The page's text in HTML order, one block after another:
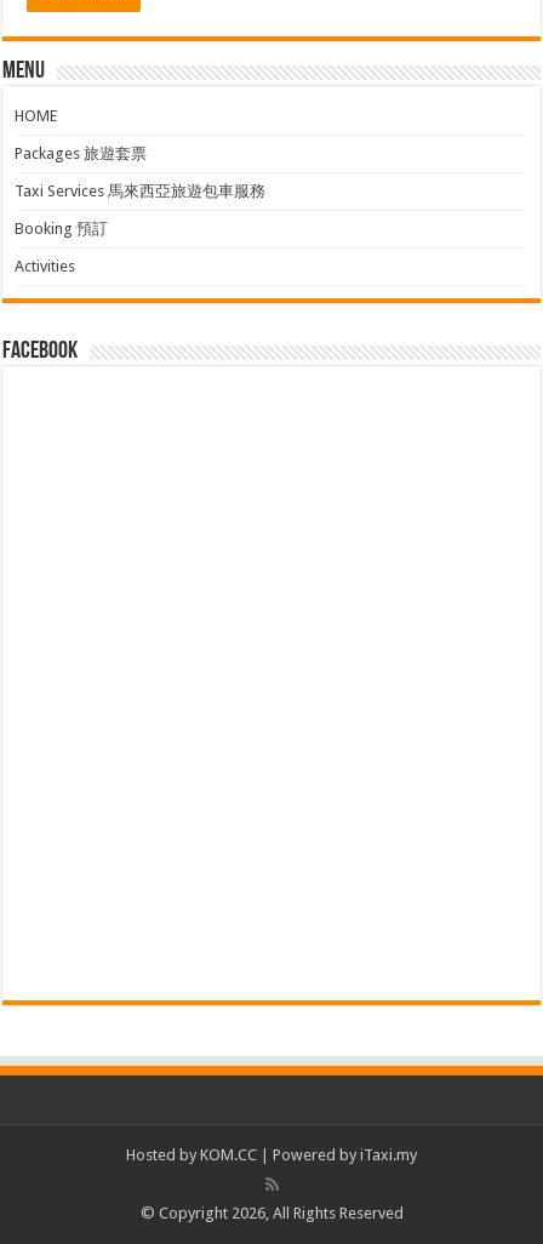
Menu
HOME
Packages 旅遊套票
Taxi Services 馬來西亞旅遊包車服務
Booking 預訂
Activities
facebook
Hosted by KOM.CC | Powered by iTaxi.my
© Copyright 2026, All Rights Reserved